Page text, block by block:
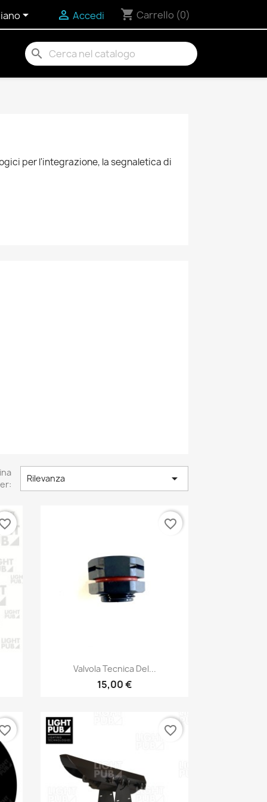
  Accedi shopping_cart Carrello (0)
search
per l'integrazione, la segnaletica di
Rilevanza 
Valvola Tecnica Del...
15,00 €
Anteprima
favorite_border
favorite_border